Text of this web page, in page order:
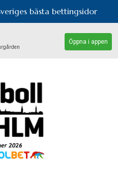
bästa bettingsidor
Öppna i appen